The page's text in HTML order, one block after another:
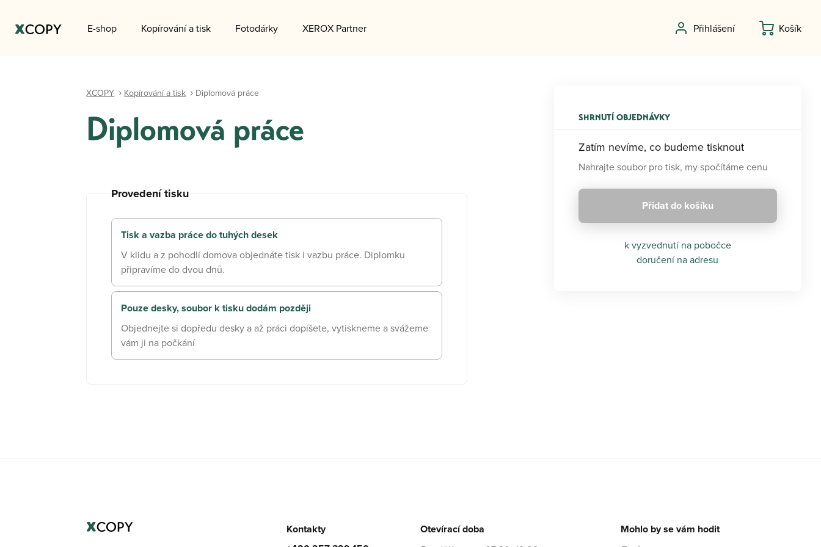
E-shop Kopírování a tisk Fotodárky XEROX Partner Přihlášení Košík
XCOPY Kopírování a tisk Diplomová práce
Diplomová práce
Provedení tisku
Tisk a vazba práce do tuhých desek
V klidu a z pohodlí domova objednáte tisk i vazbu práce. Diplomku
připravíme do dvou dnů.
Pouze desky, soubor k tisku dodám později
Objednejte si dopředu desky a až práci dopíšete, vytiskneme a svážeme
vám ji na počkání
SHRNUTÍ OBJEDNÁVKY
Zatím nevíme, co budeme tisknout
Nahrajte soubor pro tisk, my spočítáme cenu
Přidat do košíku
k vyzvednutí na pobočce
doručení na adresu
Kontakty
Otevírací doba Mohlo by se vám hodit